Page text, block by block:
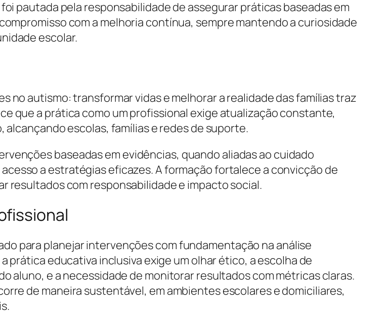
pautada pela responsabilidade de assegurar práticas baseadas em
com a melhoria contínua, sempre mantendo a curiosidade
escolar.
no autismo: transformar vidas e melhorar a realidade das famílias traz
que a prática como um profissional exige atualização constante,
alcançando escolas, famílias e redes de suporte.
baseadas em evidências, quando aliadas ao cuidado
a estratégias eficazes. A formação fortalece a convicção de
resultados com responsabilidade e impacto social.
para planejar intervenções com fundamentação na análise
prática educativa inclusiva exige um olhar ético, a escolha de
aluno, e a necessidade de monitorar resultados com métricas claras.
de maneira sustentável, em ambientes escolares e domiciliares,